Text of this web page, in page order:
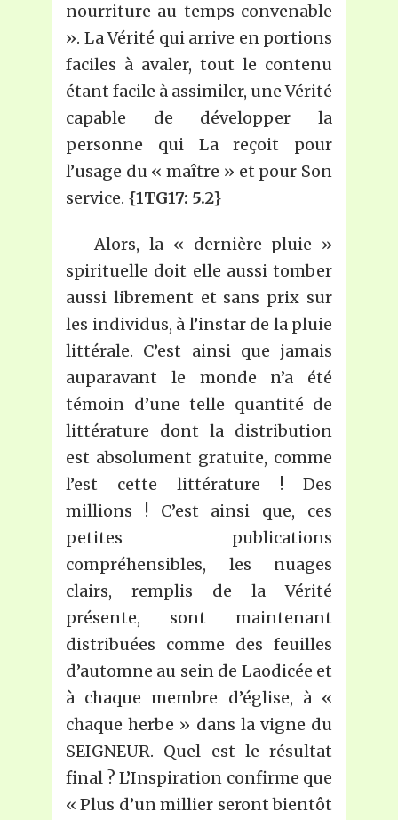
nourriture au temps convenable
». La Vérité qui arrive en portions
faciles à avaler, tout le contenu
étant facile à assimiler, une Vérité
capable de développer la
personne qui La reçoit pour
l’usage du « maître » et pour Son
service. {1TG17: 5.2}
Alors, la « dernière pluie »
spirituelle doit elle aussi tomber
aussi librement et sans prix sur
les individus, à l’instar de la pluie
littérale. C’est ainsi que jamais
auparavant le monde n’a été
témoin d’une telle quantité de
littérature dont la distribution
est absolument gratuite, comme
l’est cette littérature ! Des
millions ! C’est ainsi que, ces
petites publications
compréhensibles, les nuages
clairs, remplis de la Vérité
présente, sont maintenant
distribuées comme des feuilles
d’automne au sein de Laodicée et
à chaque membre d’église, à «
chaque herbe » dans la vigne du
SEIGNEUR. Quel est le résultat
final ? L’Inspiration confirme que
« Plus d’un millier seront bientôt